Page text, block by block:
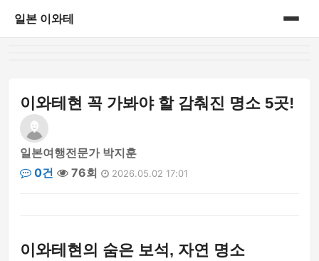
일본 이와테
이와테현 꼭 가봐야 할 감춰진 명소 5곳!
일본여행전문가 박지훈
0건
76회 2026.05.02 17:01
이와테현의 숨은 보석, 자연 명소